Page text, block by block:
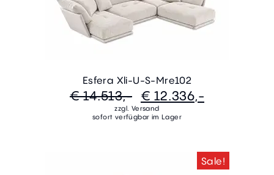
Esfera Xli-U-S-Mre102
€ 14.513,- € 12.336,-
zzgl. Versand
sofort verfügbar im Lager
Sale!